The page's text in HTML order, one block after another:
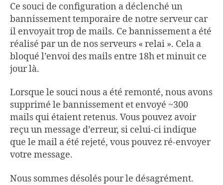
Ce souci de configuration a déclenché un
bannissement temporaire de notre serveur car
il envoyait trop de mails. Ce bannissement a été
réalisé par un de nos serveurs « relai ». Cela a
bloqué l’envoi des mails entre 18h et minuit ce
jour là.
Lorsque le souci nous a été remonté, nous avons
supprimé le bannissement et envoyé ~300
mails qui étaient retenus. Vous pouvez avoir
reçu un message d’erreur, si celui-ci indique
que le mail a été rejeté, vous pouvez ré-envoyer
votre message.
Nous sommes désolés pour le désagrément.